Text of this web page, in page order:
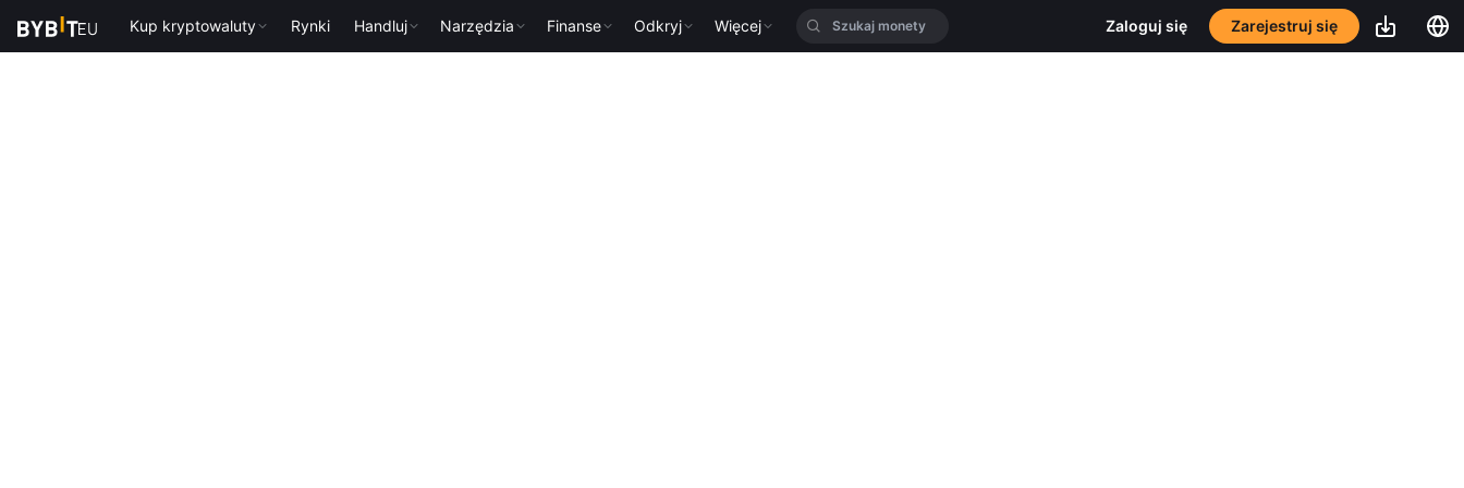
Kup kryptowaluty Rynki Handluj Narzędzia Finanse Odkryj Więcej Zaloguj się Zarejestruj się